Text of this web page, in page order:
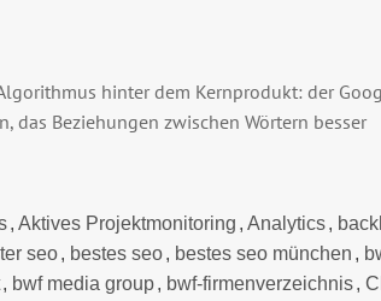
hinter dem Kernprodukt: der
Beziehungen zwischen Wörtern besser
,Aktives Projektmonitoring ,Analytics,
seo, bestes seo, bestes seo münchen ,
, bwf media group, bwf-firmenverzeichnis,